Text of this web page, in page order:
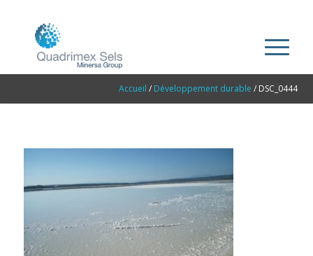
Accueil / Développement durable / DSC_0444